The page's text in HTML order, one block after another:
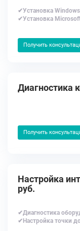
✔Установка Windows
✔Установка
Получить
Диагностика
Получить
Настройка
руб.
✔Диагностика
✔Настройка точки